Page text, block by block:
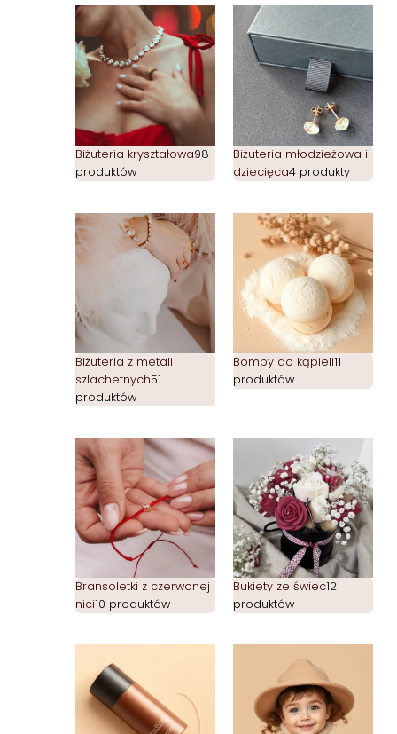
Biżuteria kryształowa98
produktów
Biżuteria młodzieżowa i
dziecięca4 produkty
Biżuteria z metali
szlachetnych51
produktów
Bomby do kąpieli11
produktów
Bransoletki z czerwonej
nici10 produktów
Bukiety ze świec12
produktów